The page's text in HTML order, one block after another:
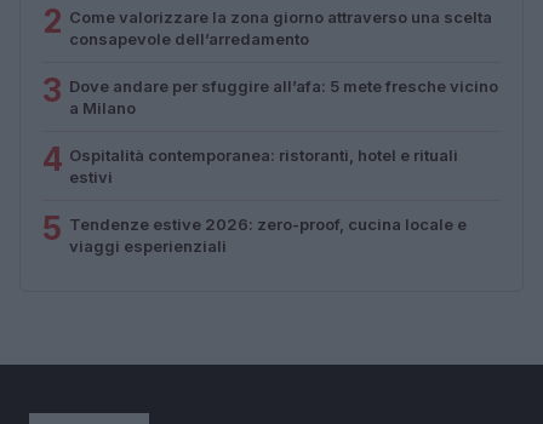
2 Come valorizzare la zona giorno attraverso una scelta
consapevole dell’arredamento
3 Dove andare per sfuggire all’afa: 5 mete fresche vicino
a Milano
4 Ospitalità contemporanea: ristoranti, hotel e rituali
estivi
5 Tendenze estive 2026: zero-proof, cucina locale e
viaggi esperienziali